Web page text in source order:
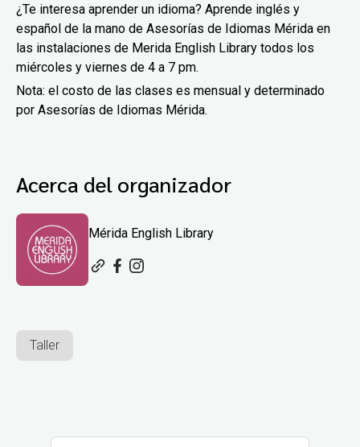
¿Te interesa aprender un idioma? Aprende inglés y
español de la mano de Asesorías de Idiomas Mérida en
las instalaciones de Merida English Library todos los
miércoles y viernes de 4 a 7 pm.
Nota: el costo de las clases es mensual y determinado
por Asesorías de Idiomas Mérida.
Acerca del organizador
Mérida English Library
Taller